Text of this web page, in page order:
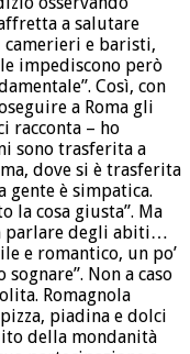
a salutare
camerieri e baristi,
impediscono però
Così, con
a Roma gli
racconta – ho
sono trasferita a
dove si è trasferita
gente è simpatica.
la cosa giusta”. Ma
parlare degli abiti…
e romantico, un po’
Non a caso
Romagnola
piadina e dolci
della mondanità